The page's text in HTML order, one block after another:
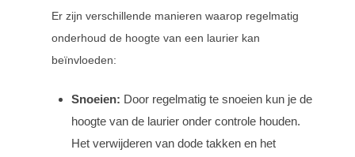
Er zijn verschillende manieren waarop regelmatig
onderhoud de hoogte van een laurier kan
beïnvloeden:
Snoeien: Door regelmatig te snoeien kun je de
hoogte van de laurier onder controle houden.
Het verwijderen van dode takken en het